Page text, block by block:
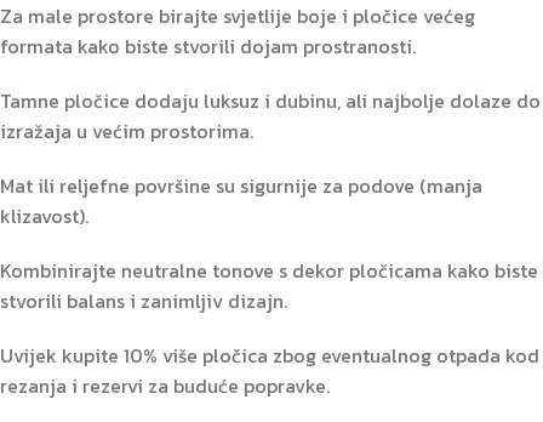
Za male prostore birajte svjetlije boje i pločice većeg
formata kako biste stvorili dojam prostranosti.
Tamne pločice dodaju luksuz i dubinu, ali najbolje dolaze do
izražaja u većim prostorima.
Mat ili reljefne površine su sigurnije za podove (manja
klizavost).
Kombinirajte neutralne tonove s dekor pločicama kako biste
stvorili balans i zanimljiv dizajn.
Uvijek kupite 10% više pločica zbog eventualnog otpada kod
rezanja i rezervi za buduće popravke.